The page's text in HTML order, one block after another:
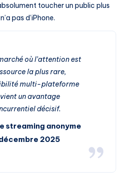
toucher un public plus
pas d’iPhone.
où l’attention est
la plus rare,
multi-plateforme
un avantage
décisif.
streaming anonyme
2025